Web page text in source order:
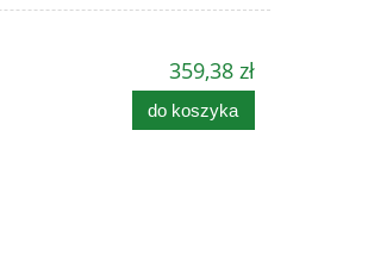
359,38 zł
do koszyka